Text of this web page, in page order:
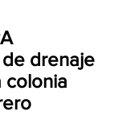
drenaje
colonia